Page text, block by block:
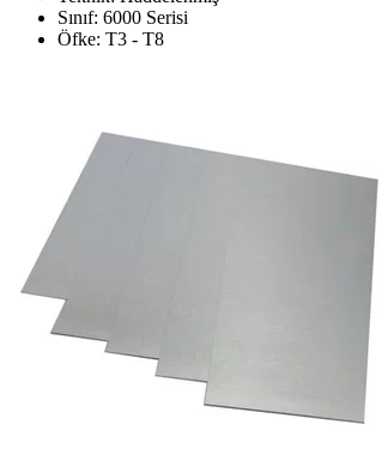
Sınıf: 6000 Serisi
Öfke: T3 - T8